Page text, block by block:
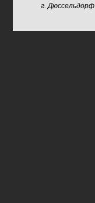
г. Дюссельдорф